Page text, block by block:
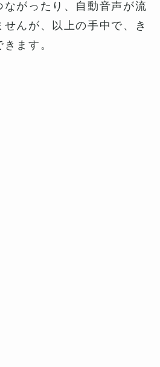
ながったり、自動音声が流
んが、以上の手中で、き
ます。